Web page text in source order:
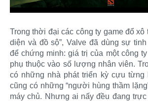
Trong thời đại các công ty game đổ xô
diện và đồ sộ”, Valve đã dùng sự
để chứng minh: giá trị của một công
phụ thuộc vào số lượng nhân viên.
có những nhà phát triển kỳ cựu từng
cũng có những “người hùng thầm
máy chủ. Nhưng ai nấy đều đang trực